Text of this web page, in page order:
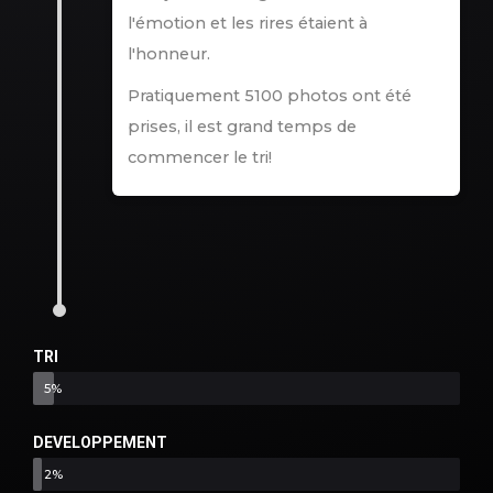
l'émotion et les rires étaient à
l'honneur.
Pratiquement 5100 photos ont été
prises, il est grand temps de
commencer le tri!
TRI
5%
DEVELOPPEMENT
Concepteur web
2%